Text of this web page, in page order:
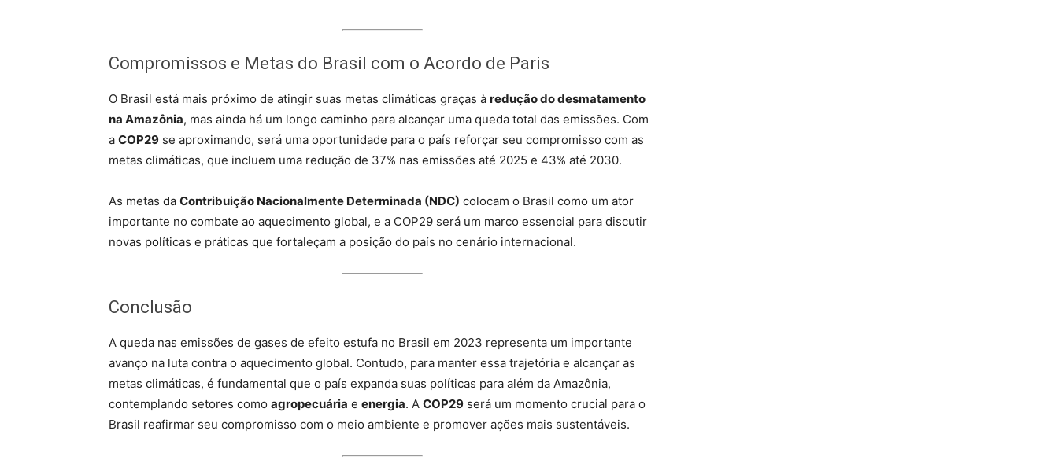
Compromissos e Metas do Brasil com o Acordo de Paris
O Brasil está mais próximo de atingir suas metas climáticas graças à redução do desmatamento
na Amazônia, mas ainda há um longo caminho para alcançar uma queda total das emissões. Com
a COP29 se aproximando, será uma oportunidade para o país reforçar seu compromisso com as
metas climáticas, que incluem uma redução de 37% nas emissões até 2025 e 43% até 2030.
As metas da Contribuição Nacionalmente Determinada (NDC) colocam o Brasil como um ator
importante no combate ao aquecimento global, e a COP29 será um marco essencial para discutir
novas políticas e práticas que fortaleçam a posição do país no cenário internacional.
Conclusão
A queda nas emissões de gases de efeito estufa no Brasil em 2023 representa um importante
avanço na luta contra o aquecimento global. Contudo, para manter essa trajetória e alcançar as
metas climáticas, é fundamental que o país expanda suas políticas para além da Amazônia,
contemplando setores como agropecuária e energia. A COP29 será um momento crucial para o
Brasil reafirmar seu compromisso com o meio ambiente e promover ações mais sustentáveis.